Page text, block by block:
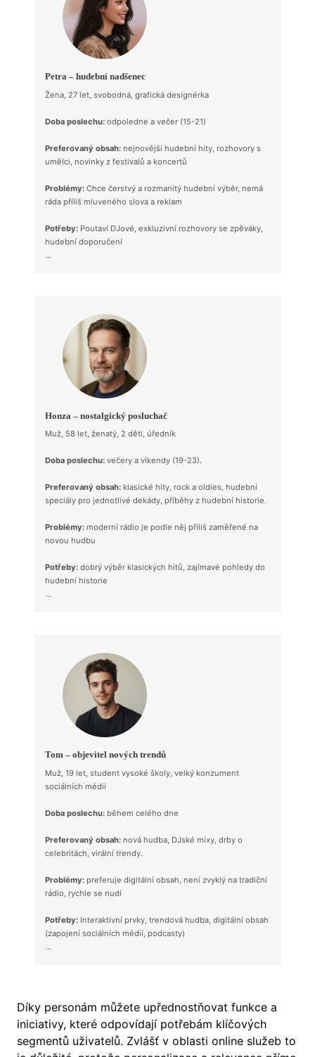
Petra – hudební nadšenec
Žena, 27 let, svobodná, grafická designérka
Doba poslechu: odpoledne a večer (15-21)
Preferovaný obsah: nejnovější hudební hity, rozhovory s
umělci, novinky z festivalů a koncertů
Problémy: Chce čerstvý a rozmanitý hudební výběr, nemá
ráda příliš mluveného slova a reklam
Potřeby: Poutaví DJové, exkluzivní rozhovory se zpěváky,
hudební doporučení
…
Honza – nostalgický posluchač
Muž, 58 let, ženatý, 2 děti, úředník
Doba poslechu: večery a víkendy (19-23).
Preferovaný obsah: klasické hity, rock a oldies, hudební
speciály pro jednotlivé dekády, příběhy z hudební historie.
Problémy: moderní rádio je podle něj příliš zaměřené na
novou hudbu
Potřeby: dobrý výběr klasických hitů, zajímavé pohledy do
hudební historie
…
Tom – objevitel nových trendů
Muž, 19 let, student vysoké školy, velký konzument
sociálních médií
Doba poslechu: během celého dne
Preferovaný obsah: nová hudba, DJské mixy, drby o
celebritách, virální trendy.
Problémy: preferuje digitální obsah, není zvyklý na tradiční
rádio, rychle se nudí
Potřeby: Interaktivní prvky, trendová hudba, digitální obsah
(zapojení sociálních médií, podcasty)
…
Díky personám můžete upřednostňovat funkce a
iniciativy, které odpovídají potřebám klíčových
segmentů uživatelů. Zvlášť v oblasti online služeb to